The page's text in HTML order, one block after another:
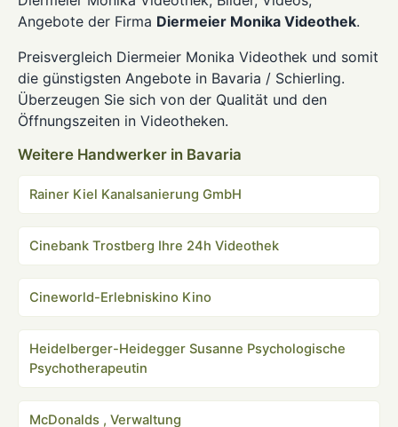
Angebote der Firma Diermeier Monika Videothek.
Preisvergleich Diermeier Monika Videothek und somit
die günstigsten Angebote in Bavaria / Schierling.
Überzeugen Sie sich von der Qualität und den
Öffnungszeiten in Videotheken.
Weitere Handwerker in Bavaria
Rainer Kiel Kanalsanierung GmbH
Cinebank Trostberg Ihre 24h Videothek
Cineworld-Erlebniskino Kino
Heidelberger-Heidegger Susanne Psychologische
Psychotherapeutin
McDonalds , Verwaltung